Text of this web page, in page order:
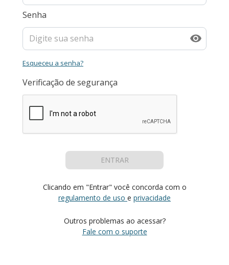
Senha
Esqueceu a senha?
Verificação de segurança
ENTRAR
Clicando em "Entrar" você concorda com o
regulamento de uso e privacidade
Outros problemas ao acessar?
Fale com o suporte